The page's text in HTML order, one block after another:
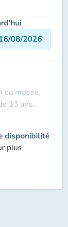
08/2026
du musée,
13 ans.
disponibilité
plus